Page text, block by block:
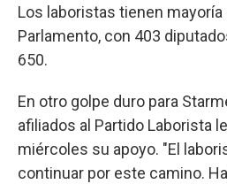
Los laboristas tienen mayoría
Parlamento, con 403
650.
En otro golpe duro para
afiliados al Partido Laborista
miércoles su apoyo. "El
continuar por este camino.